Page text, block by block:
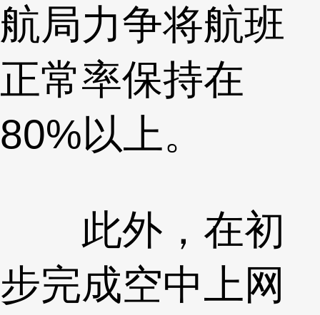
航局力争将航班
正常率保持在
80%以上。
此外，在初
步完成空中上网